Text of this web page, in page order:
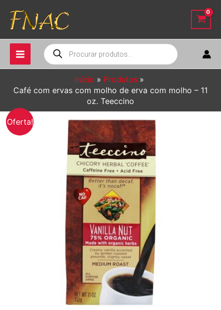
para
conteúdo
Pesquisar
produtos
Início
Produtos
Café com ervas com molho de erva com molho – 11
oz. Teeccino
Oferta!